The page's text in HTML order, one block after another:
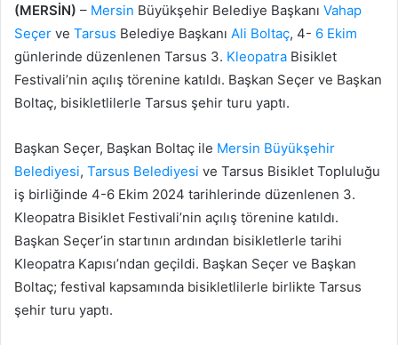
(MERSİN) – Mersin Büyükşehir Belediye Başkanı Vahap
Seçer ve Tarsus Belediye Başkanı Ali Boltaç, 4- 6 Ekim
günlerinde düzenlenen Tarsus 3. Kleopatra Bisiklet
Festivali’nin açılış törenine katıldı. Başkan Seçer ve Başkan
Boltaç, bisikletlilerle Tarsus şehir turu yaptı.
Başkan Seçer, Başkan Boltaç ile Mersin Büyükşehir
Belediyesi, Tarsus Belediyesi ve Tarsus Bisiklet Topluluğu
iş birliğinde 4-6 Ekim 2024 tarihlerinde düzenlenen 3.
Kleopatra Bisiklet Festivali’nin açılış törenine katıldı.
Başkan Seçer’in startının ardından bisikletlerle tarihi
Kleopatra Kapısı’ndan geçildi. Başkan Seçer ve Başkan
Boltaç; festival kapsamında bisikletlilerle birlikte Tarsus
şehir turu yaptı.